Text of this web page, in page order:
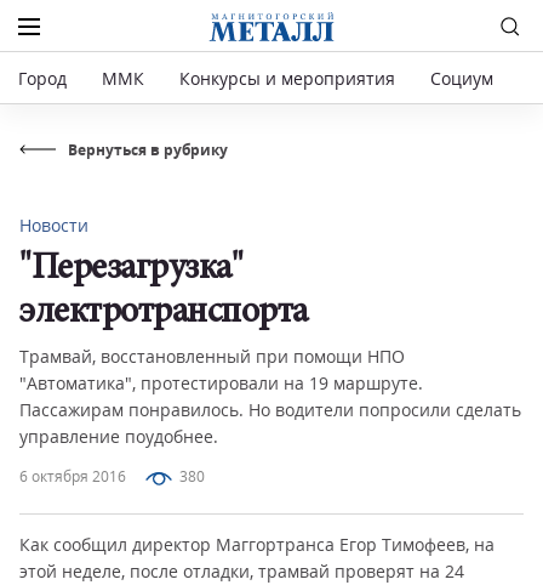
Город ММК Конкурсы и мероприятия Социум
Вернуться в рубрику
6 октября 2016 380
Новости
"Перезагрузка"
электротранспорта
Трамвай, восстановленный при помощи НПО
"Автоматика", протестировали на 19 маршруте.
Пассажирам понравилось. Но водители попросили сделать
управление поудобнее.
Как сообщил директор Маггортранса Егор Тимофеев, на
этой неделе, после отладки, трамвай проверят на 24